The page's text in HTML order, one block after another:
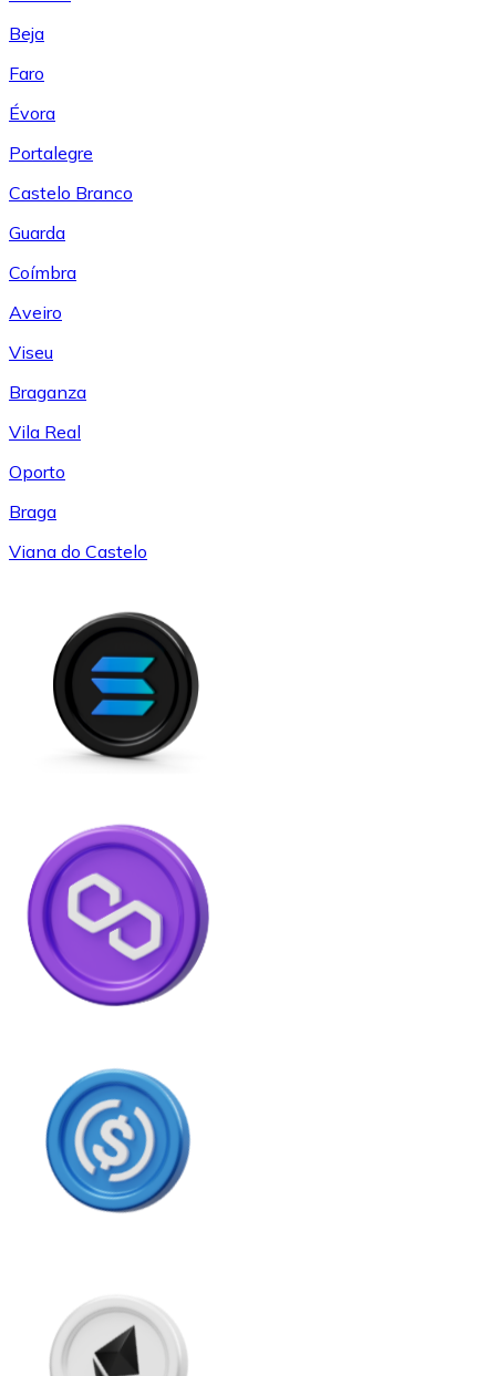
Beja
Faro
Évora
Portalegre
Castelo Branco
Guarda
Coímbra
Aveiro
Viseu
Braganza
Vila Real
Oporto
Braga
Viana do Castelo